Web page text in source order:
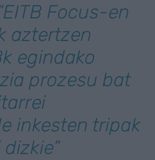
Focus-en
aztertzen
egindako
prozesu bat
inkesten tripak